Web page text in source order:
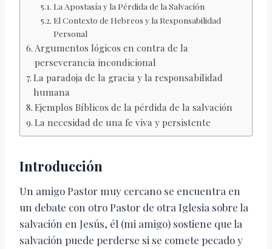
La Apostasía y la Pérdida de la Salvación
El Contexto de Hebreos y la Responsabilidad
Personal
Argumentos lógicos en contra de la
perseverancia incondicional
La paradoja de la gracia y la responsabilidad
humana
Ejemplos Bíblicos de la pérdida de la salvación
La necesidad de una fe viva y persistente
Introducción
Un amigo Pastor muy cercano se encuentra en
un debate con otro Pastor de otra Iglesia sobre la
salvación en Jesús, él (mi amigo) sostiene que la
salvación puede perderse si se comete pecado y